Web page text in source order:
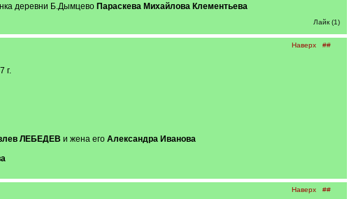
деревни Б.Дымцево Параскева Михайлова Клементьева
Лайк (1)
Наверх ##
г.
ЛЕБЕДЕВ и жена его Александра Иванова
Наверх ##